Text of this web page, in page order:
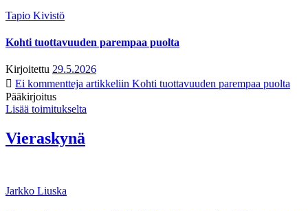
Tapio Kivistö
Kohti tuottavuuden parempaa puolta
Kirjoitettu 29.5.2026
Ei kommentteja artikkeliin Kohti tuottavuuden parempaa puolta
Pääkirjoitus
Lisää toimitukselta
Vieraskynä
Jarkko Liuska